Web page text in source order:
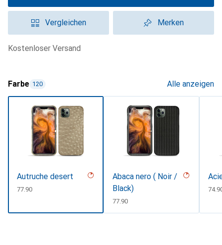
Vergleichen Merken
kostenloser Versand
Farbe 120 Alle anzeigen
Autruche desert
CHF
77.90
Abaca nero ( Noir /
Black)
CHF
77.90
CHF